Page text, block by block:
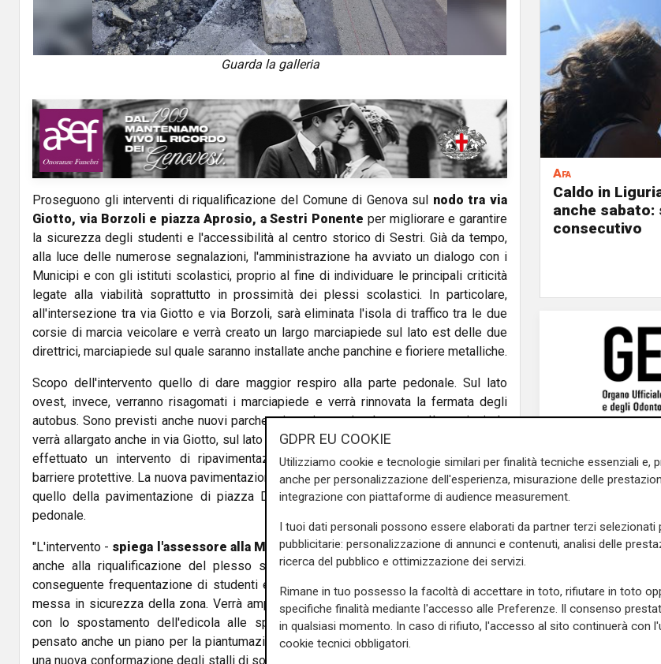
Guarda la galleria
Proseguono gli interventi di riqualificazione del Comune di Genova sul nodo tra via
Giotto, via Borzoli e piazza Aprosio, a Sestri Ponente per migliorare e garantire
la sicurezza degli studenti e l'accessibilità al centro storico di Sestri. Già da tempo,
alla luce delle numerose segnalazioni, l'amministrazione ha avviato un dialogo con i
Municipi e con gli istituti scolastici, proprio al fine di individuare le principali criticità
legate alla viabilità soprattutto in prossimità dei plessi scolastici. In particolare,
all'intersezione tra via Giotto e via Borzoli, sarà eliminata l'isola di traffico tra le due
corsie di marcia veicolare e verrà creato un largo marciapiede sul lato est delle due
direttrici, marciapiede sul quale saranno installate anche panchine e fioriere metalliche.
Scopo dell'intervento quello di dare maggior respiro alla parte pedonale. Sul lato
ovest, invece, verranno risagomati i marciapiede e verrà rinnovata la fermata degli
autobus. Sono previsti anche nuovi parcheggi per i mezzi a due ruote. Il marciapiede
verrà allargato anche in via Giotto, sul lato dove si trovano gli istituti scolastici e verrà
effettuato un intervento di ripavimentazione con la contestuale installazione di
barriere protettive. La nuova pavimentazione - che sarà in "Transbit", materiale simile a
quello della pavimentazione di piazza De Ferrari - segnalerà l'inizio di una zona
pedonale.
"L'intervento - spiega l'assessore alla Mobilità Matteo Campora -sarà funzionale
anche alla riqualificazione del plesso scolastico. La presenza delle scuole e la
conseguente frequentazione di studenti e pedoni ha reso necessario ripensare alla
messa in sicurezza della zona. Verrà ampliata anche l'area di sosta per gli autobus,
con lo spostamento dell'edicola alle spalle della fermata. Contestualmente si è
pensato anche un piano per la piantumazione di nuove alberature ed è stata studiata
una nuova conformazione degli stalli di sosta per le auto che non subiranno modifiche
Afa
Caldo in
anche
consecutivo
GDPR EU COOKIE
Utilizziamo cookie e tecnologie similari per finalità tecniche essenziali e,
anche per personalizzazione dell'esperienza, misurazione delle
integrazione con piattaforme di audience measurement.
I tuoi dati personali possono essere elaborati da partner terzi selezionati
pubblicitarie: personalizzazione di annunci e contenuti, analisi delle
ricerca del pubblico e ottimizzazione dei servizi.
Rimane in tuo possesso la facoltà di accettare in toto, rifiutare in toto
specifiche finalità mediante l'accesso alle Preferenze. Il consenso
in qualsiasi momento. In caso di rifiuto, l'accesso al sito continuerà con
cookie tecnici obbligatori.